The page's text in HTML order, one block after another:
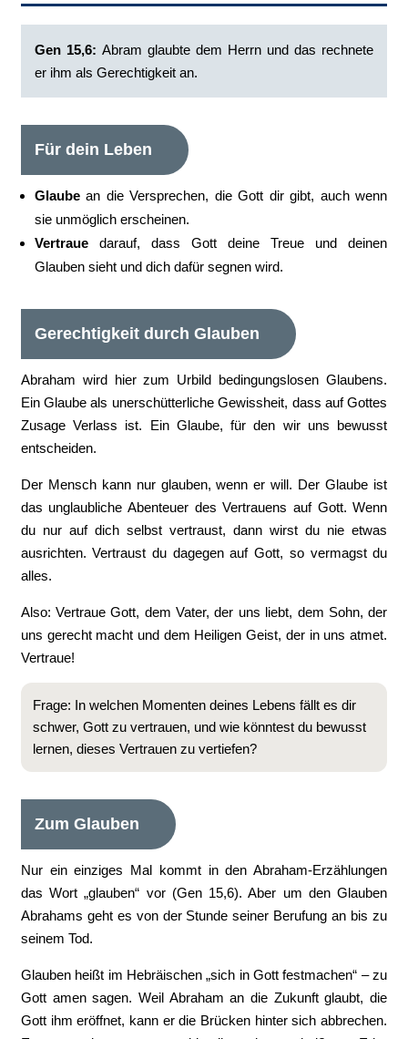
Gen 15,6: Abram glaubte dem Herrn und das rechnete
er ihm als Gerechtigkeit an.
Für dein Leben
Glaubean die Versprechen, die Gott dir gibt, auch wenn
sie unmöglich erscheinen.
Vertrauedarauf, dass Gott deine Treue und deinen
Glauben sieht und dich dafür segnen wird.
Gerechtigkeit durch Glauben
Abraham wird hier zum Urbild bedingungslosen Glaubens.
Ein Glaube als unerschütterliche Gewissheit, dass auf Gottes
Zusage Verlass ist. Ein Glaube, für den wir uns bewusst
entscheiden.
Der Mensch kann nur glauben, wenn er will. Der Glaube ist
das unglaubliche Abenteuer des Vertrauens auf Gott. Wenn
du nur auf dich selbst vertraust, dann wirst du nie etwas
ausrichten. Vertraust du dagegen auf Gott, so vermagst du
alles.
Also: Vertraue Gott, dem Vater, der uns liebt, dem Sohn, der
uns gerecht macht und dem Heiligen Geist, der in uns atmet.
Vertraue!
Frage: In welchen Momenten deines Lebens fällt es dir
schwer, Gott zu vertrauen, und wie könntest du bewusst
lernen, dieses Vertrauen zu vertiefen?
Zum Glauben
Nur ein einziges Mal kommt in den Abraham-Erzählungen
das Wort „glauben“ vor (Gen 15,6). Aber um den Glauben
Abrahams geht es von der Stunde seiner Berufung an bis zu
seinem Tod.
Glauben heißt im Hebräischen „sich in Gott festmachen“ – zu
Gott amen sagen. Weil Abraham an die Zukunft glaubt, die
Gott ihm eröffnet, kann er die Brücken hinter sich abbrechen.